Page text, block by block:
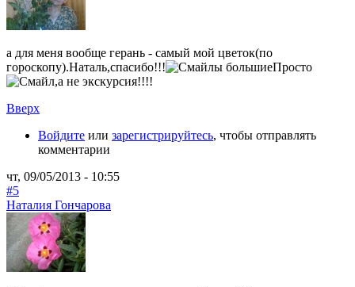
а для меня вообще герань - самый мой цветок(по
гороскопу).Наталь,спасибо!!!
Просто
,а не экскурсия!!!!
Вверх
Войдите или зарегистрируйтесь, чтобы отправлять
комментарии
чт, 09/05/2013 - 10:55
#5
Наталия Гончарова